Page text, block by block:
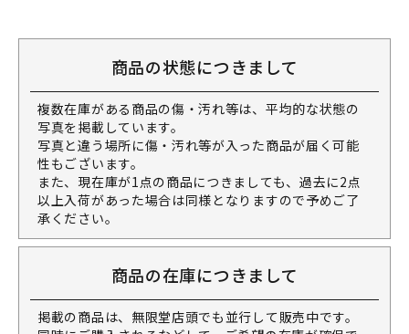
商品の状態につきまして
複数在庫がある商品の傷・汚れ等は、平均的な状態の
写真を掲載しています。
写真と違う場所に傷・汚れ等が入った商品が届く可能
性もございます。
また、現在庫が1点の商品につきましても、過去に2点
以上入荷があった場合は同様となりますので予めご了
承ください。
商品の在庫につきまして
掲載の商品は、無限堂店頭でも並行して販売中です。